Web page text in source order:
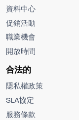
資料中心
促銷活動
職業機會
開放時間
合法的
隱私權政策
SLA協定
服務條款